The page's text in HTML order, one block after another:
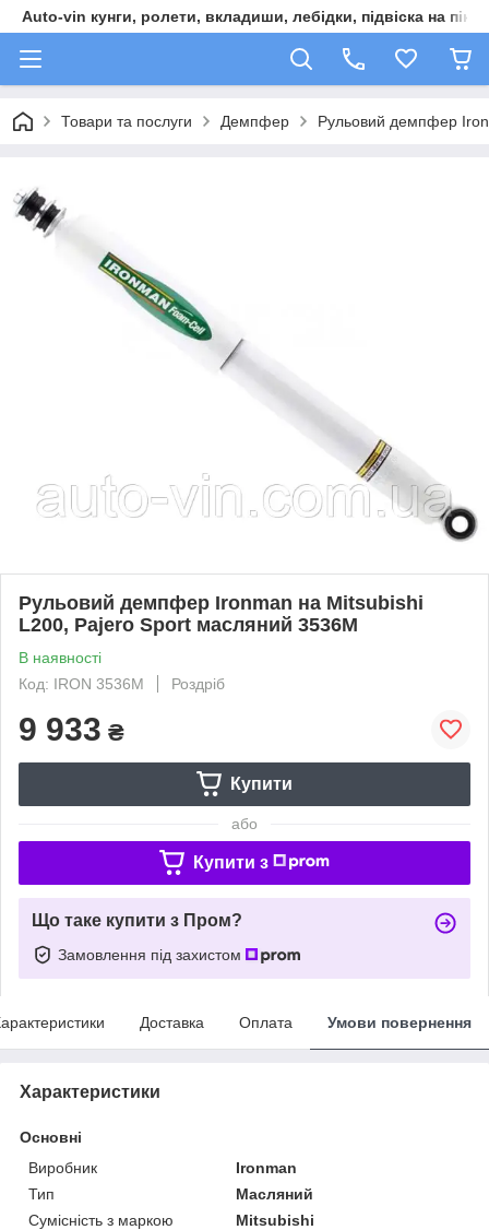
Auto-vin кунги, ролети, вкладиши, лебідки, підвіска на пікап
Товари та послуги Демпфер Рульовий демпфер
Рульовий демпфер Ironman на Mitsubishi
L200, Pajero Sport масляний 3536M
В наявності
Код: IRON 3536M
Роздріб
9 933 ₴
Купити
або
Купити з
Що таке купити з Пром?
Замовлення під захистом
Доставка Оплата Умови повернення
Характеристики
Основні
Виробник
Ironman
Тип
Масляний
Сумісність з маркою
Mitsubishi